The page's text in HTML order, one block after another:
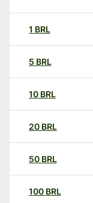
1 BRL
5 BRL
10 BRL
20 BRL
50 BRL
100 BRL